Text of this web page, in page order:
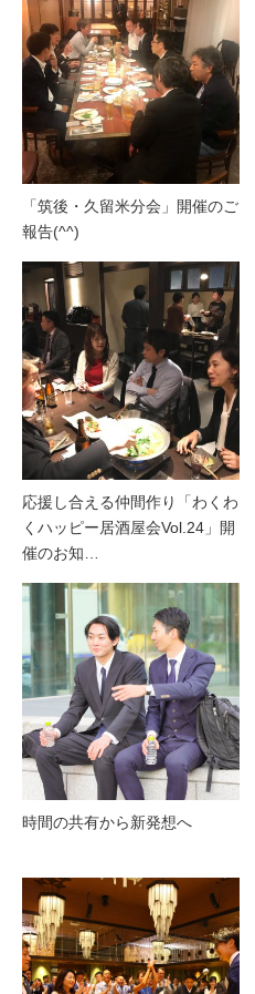
「筑後・久留米分会」開催のご
報告(^^)
応援し合える仲間作り「わくわ
くハッピー居酒屋会Vol.24」開
催のお知…
時間の共有から新発想へ